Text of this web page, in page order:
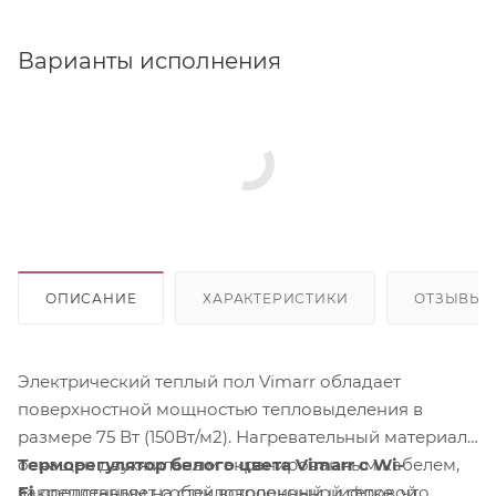
Варианты исполнения
ОПИСАНИЕ ХАРАКТЕРИСТИКИ ОТЗЫВЫ
Электрический теплый пол Vimarr обладает
поверхностной мощностью тепловыделения в
размере 75 Вт (150Вт/м2). Нагревательный материал
оснащен двухжильным экранированным кабелем,
Терморегулятор белого цвета Vimarr с Wi-